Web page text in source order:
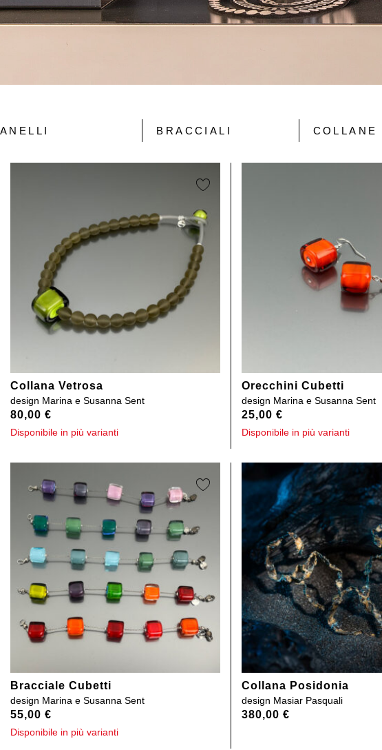
ANELLI BRACCIALI COLLANE
Collana Vetrosa
design Marina e Susanna Sent
80,00 €
Disponibile in più varianti
Orecchini Cubetti
design Marina e Susanna Sent
25,00 €
Disponibile in più varianti
Bracciale Cubetti
design Marina e Susanna Sent
55,00 €
Disponibile in più varianti
Collana Posidonia
design Masiar Pasquali
380,00 €